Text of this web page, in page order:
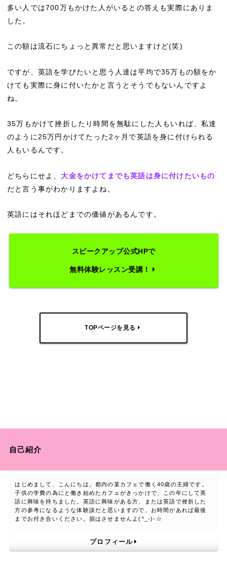
多い人では700万もかけた人がいるとの答えも実際にありま
した。
この額は流石にちょっと異常だと思いますけど(笑)
ですが、英語を学びたいと思う人達は平均で35万もの額をか
けても実際に身に付いたかと言うとそうでもないんですよ
ね。
35万もかけて挫折したり時間を無駄にした人もいれば、私達
のように25万円かけてたった2ヶ月で英語を身に付けられる
人もいるんです。
どちらにせよ、 大金をかけてまでも英語は身に付けたいもの
だと言う事がわかりますよね。
英語にはそれほどまでの価値があるんです。
スピークアップ公式HPで
無料体験レッスン受講！
TOPページを見る
自己紹介
はじめまして、こんにちは。都内の某カフェで働く40歳の主婦です。
子供の学費の為にと働き始めたカフェがきっかけで、この年にして英
語に興味を持ちました。英語に興味がある方、または英語で挫折した
方の参考になるような体験談だと思いますので、お時間があれば最後
までお付き合いください。損はさせませんよ(^_-)-☆
プロフィール